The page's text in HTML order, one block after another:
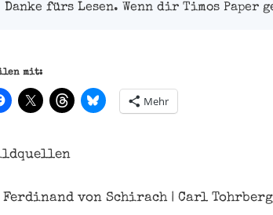
Danke fürs Lesen. Wenn dir Timos
mit:
Mehr
Ferdinand von Schirach | Carl